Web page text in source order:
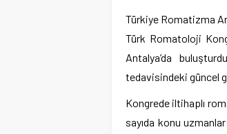
Türkiye Romatizma
Türk Romatoloji
Antalya’da
tedavisindeki güncel
Kongrede iltihaplı
sayıda konu